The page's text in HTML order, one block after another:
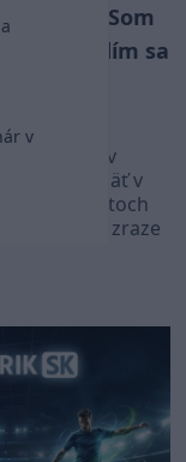
v
zraze: Som
a sústredím sa
Miroslav
oficiálne späť v
pocitoch
na zraze